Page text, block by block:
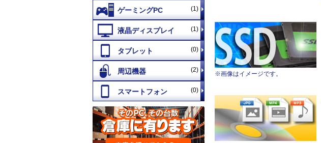
(1)
(1)
(0)
(2)
(0)
※画像はイメージです。